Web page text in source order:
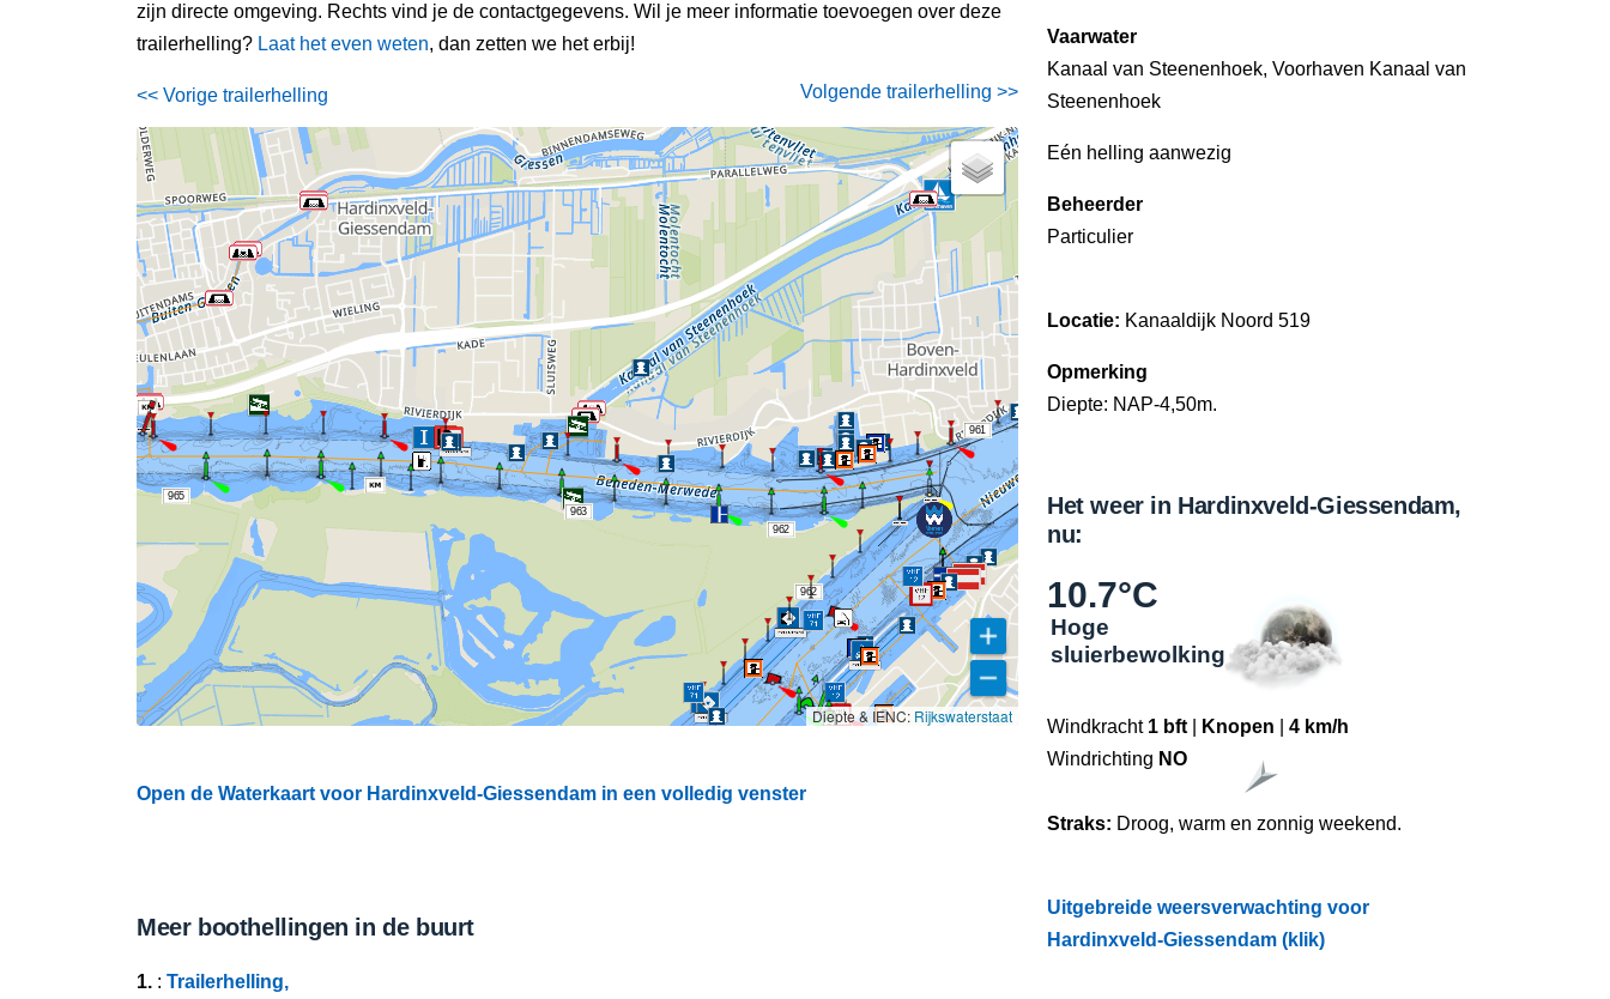
zijn directe omgeving. Rechts vind je de contactgegevens. Wil je meer informatie toevoegen over deze
trailerhelling? Laat het even weten, dan zetten we het erbij!
<< Vorige trailerhelling Volgende trailerhelling >>
965
962
963
961
962
Diepte & IENC: Rijkswaterstaat
Open de Waterkaart voor Hardinxveld-Giessendam in een volledig venster
Meer boothellingen in de buurt
1. : Trailerhelling,
Vaarwater
Kanaal van Steenenhoek, Voorhaven Kanaal van
Steenenhoek
Eén helling aanwezig
Beheerder
Particulier
Locatie: Kanaaldijk Noord 519
Opmerking
Diepte: NAP-4,50m.
Het weer in Hardinxveld-Giessendam,
nu:
10.7°C
Hoge
sluierbewolking
Windkracht 1 bft Knopen
4 km/h
Windrichting NO
Straks: Droog, warm en zonnig weekend.
Uitgebreide weersverwachting voor
Hardinxveld-Giessendam (klik)